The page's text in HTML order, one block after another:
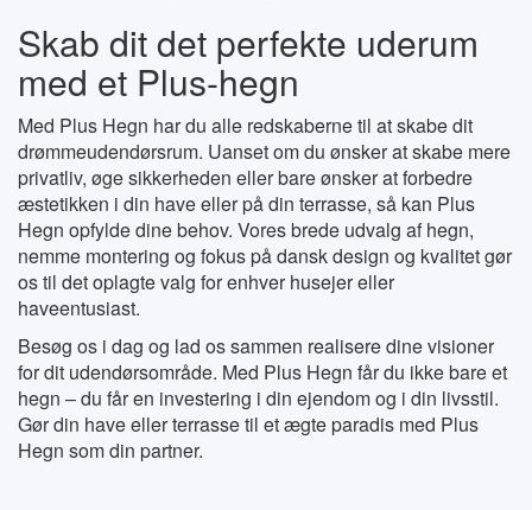
Skab dit det perfekte uderum
med et Plus-hegn
Med Plus Hegn har du alle redskaberne til at skabe dit
drømmeudendørsrum. Uanset om du ønsker at skabe mere
privatliv, øge sikkerheden eller bare ønsker at forbedre
æstetikken i din have eller på din terrasse, så kan Plus
Hegn opfylde dine behov. Vores brede udvalg af hegn,
nemme montering og fokus på dansk design og kvalitet gør
os til det oplagte valg for enhver husejer eller
haveentusiast.
Besøg os i dag og lad os sammen realisere dine visioner
for dit udendørsområde. Med Plus Hegn får du ikke bare et
hegn – du får en investering i din ejendom og i din livsstil.
Gør din have eller terrasse til et ægte paradis med Plus
Hegn som din partner.